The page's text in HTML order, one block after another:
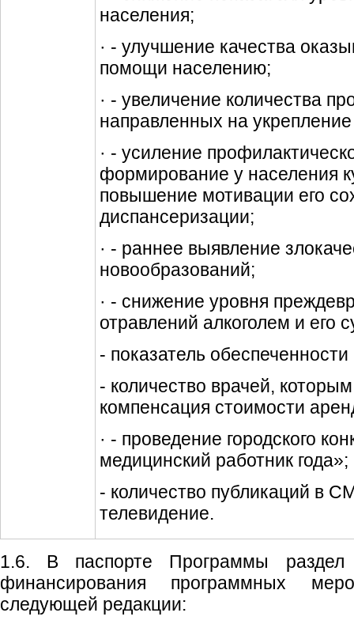
населения;
· - улучшение качества
помощи населению;
· - увеличение количества
направленных на
· - усиление
формирование у населения
повышение мотивации его
диспансеризации;
· - раннее выявление
новообразований;
· - снижение уровня
отравлений алкоголем и его
- показатель
- количество врачей,
компенсация стоимости
· - проведение городского
медицинский работник года»;
- количество публикаций в
телевидение.
1.6. В паспорте Программы
финансирования программных
следующей редакции: